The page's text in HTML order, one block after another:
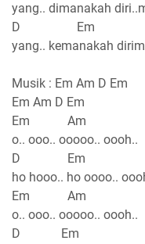
yang.. dimanakah
D Em
yang.. kemanakah
Musik : Em Am D Em
Em Am D Em
Em Am
o.. ooo.. ooooo.. oooh..
D Em
ho hooo.. ho oooo..
Em Am
o.. ooo.. ooooo.. oooh..
D Em